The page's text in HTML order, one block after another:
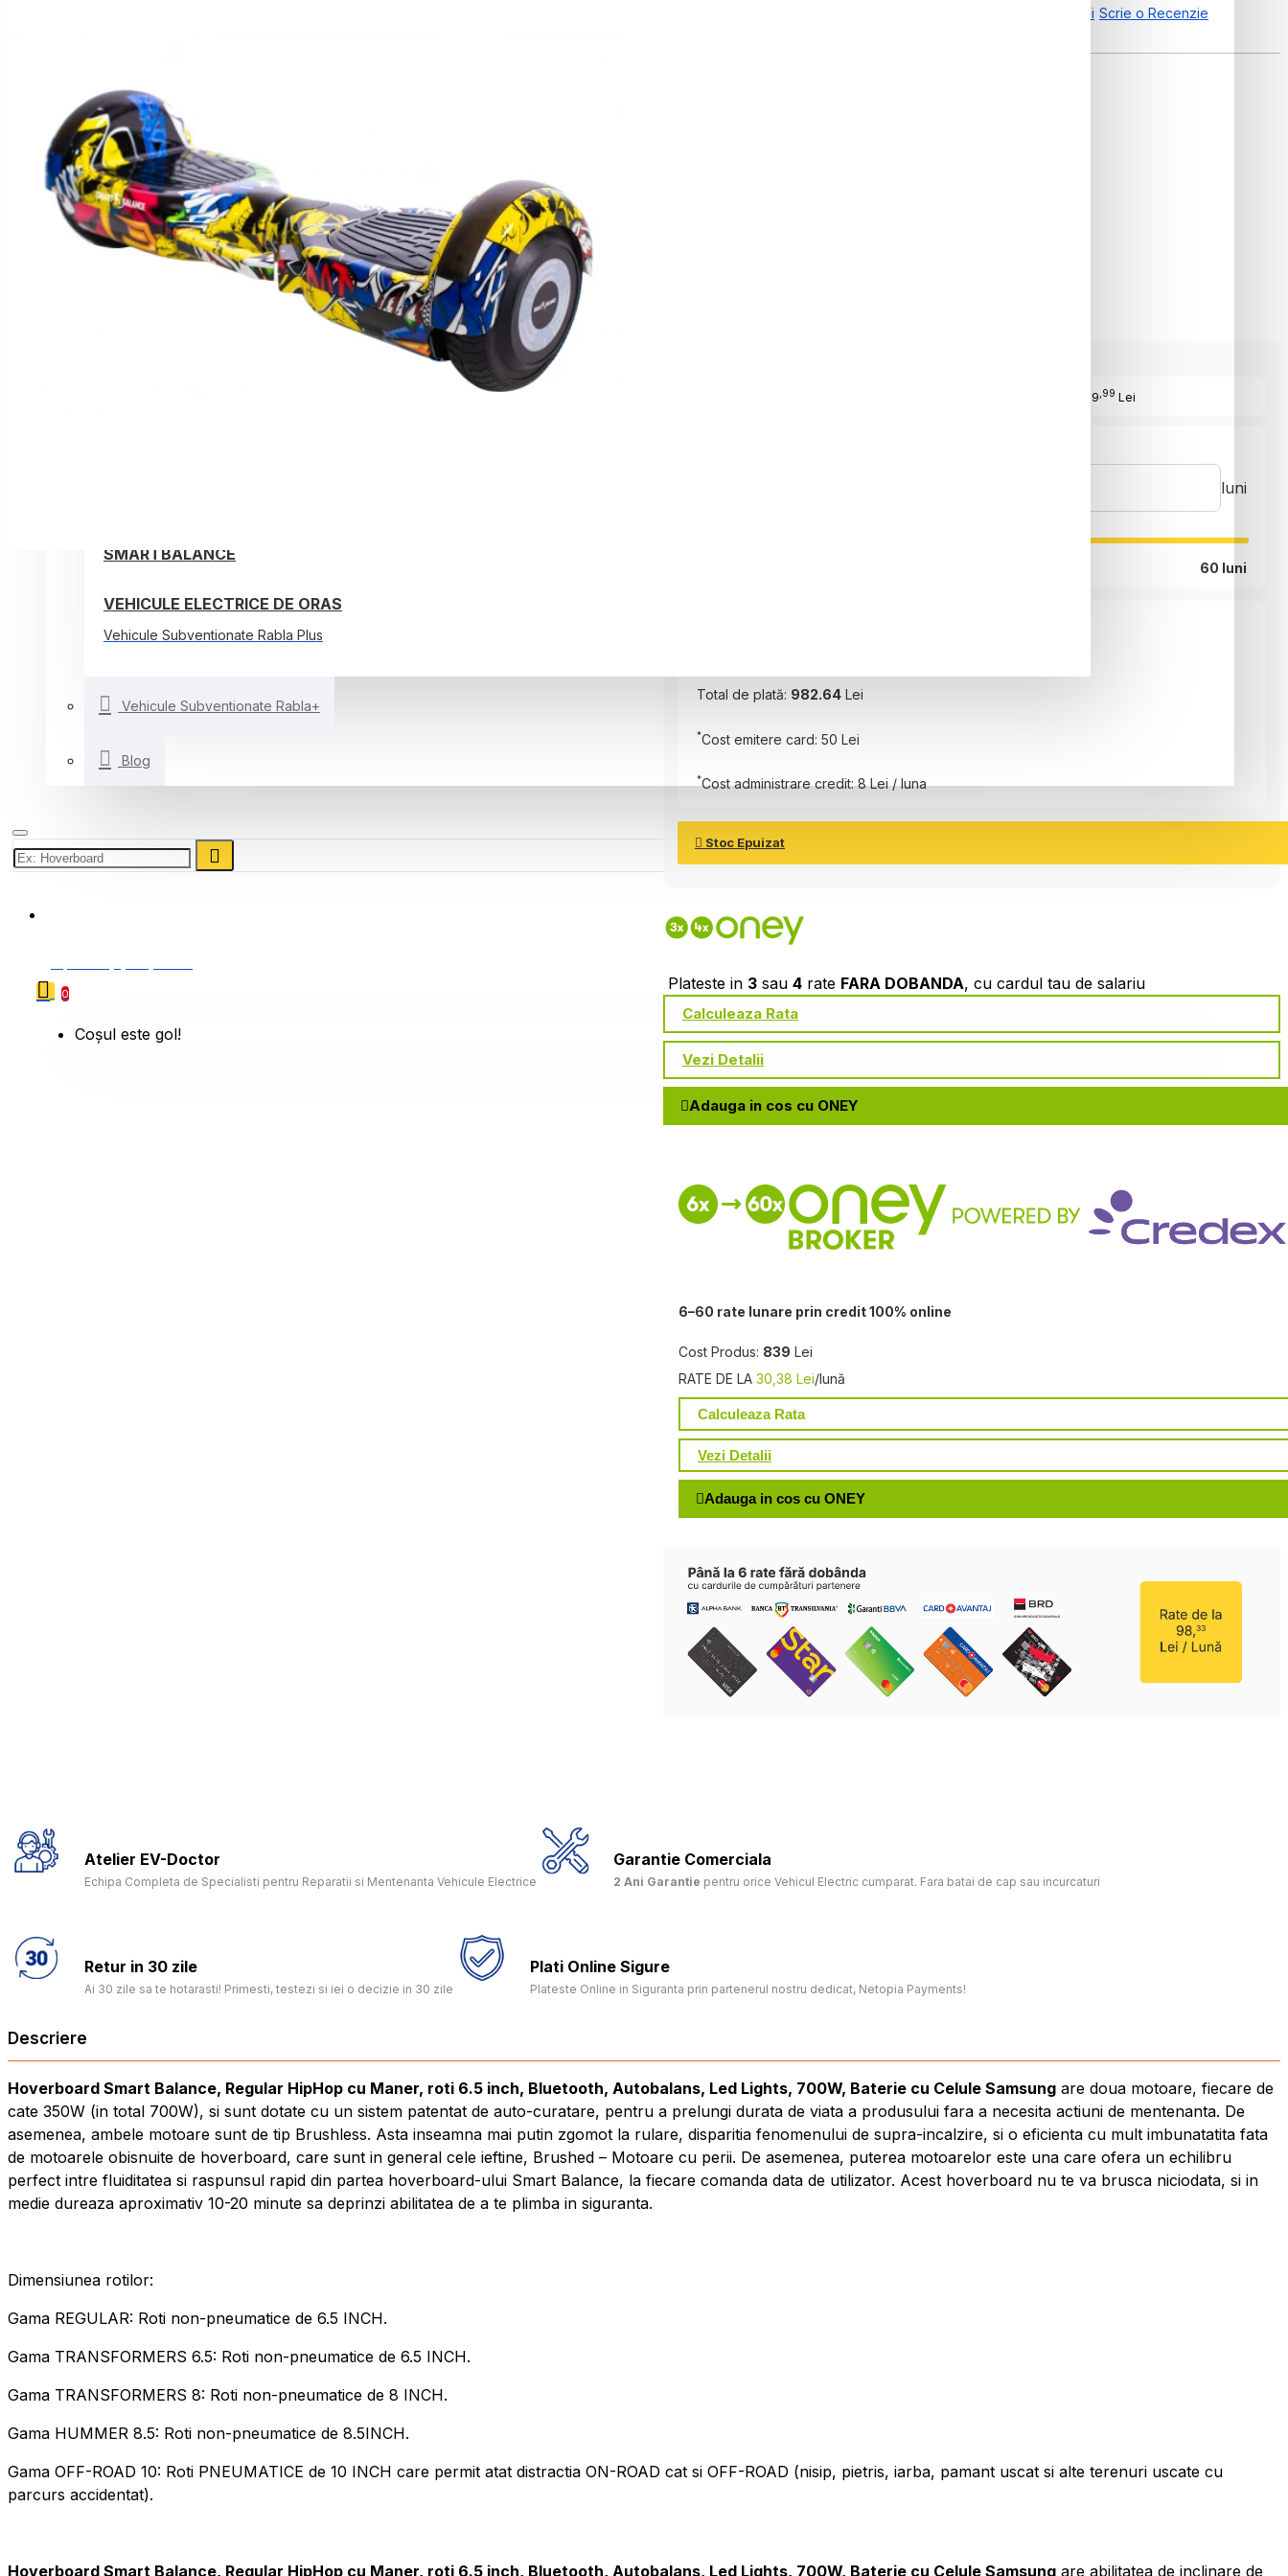
Moped/Harley Electric
Scutere Horwin
Motociclete Gowow
Motociclete Sur-Ron
ACCESORII
Accesorii de siguranta
SMARTBALANCE
VEHICULE ELECTRICE DE ORAS
Vehicule Subventionate Rabla Plus
Vehicule Subventionate Rabla+
Blog
0
Coșul este gol!
0.00 din 0 Recenzii Scrie o Recenzie
:839 ,99 Lei
luni
60 luni
Total de plată: 982.64 Lei
*Cost emitere card: 50 Lei
*Cost administrare credit: 8 Lei / luna
Stoc Epuizat
Plateste in 3 sau 4 rate FARA DOBANDA, cu cardul tau de salariu
Calculeaza Rata
Vezi Detalii
Adauga in cos cu ONEY
6–60 rate lunare prin credit 100% online
Cost Produs: 839 Lei
RATE DE LA 30,38 Lei/lună
Calculeaza Rata
Vezi Detalii
Adauga in cos cu ONEY
Atelier EV-Doctor
Echipa Completa de Specialisti pentru Reparatii si Mentenanta Vehicule Electrice
Garantie Comerciala
2 Ani Garantie pentru orice Vehicul Electric cumparat. Fara batai de cap sau incurcaturi
Retur in 30 zile
Ai 30 zile sa te hotarasti! Primesti, testezi si iei o decizie in 30 zile
Plati Online Sigure
Plateste Online in Siguranta prin partenerul nostru dedicat, Netopia Payments!
Descriere
Hoverboard Smart Balance, Regular HipHop cu Maner, roti 6.5 inch, Bluetooth, Autobalans, Led Lights, 700W, Baterie cu Celule Samsung are doua motoare, fiecare de
cate 350W (in total 700W), si sunt dotate cu un sistem patentat de auto-curatare, pentru a prelungi durata de viata a produsului fara a necesita actiuni de mentenanta. De
asemenea, ambele motoare sunt de tip Brushless. Asta inseamna mai putin zgomot la rulare, disparitia fenomenului de supra-incalzire, si o eficienta cu mult imbunatatita fata
de motoarele obisnuite de hoverboard, care sunt in general cele ieftine, Brushed – Motoare cu perii. De asemenea, puterea motoarelor este una care ofera un echilibru
perfect intre fluiditatea si raspunsul rapid din partea hoverboard-ului Smart Balance, la fiecare comanda data de utilizator. Acest hoverboard nu te va brusca niciodata, si in
medie dureaza aproximativ 10-20 minute sa deprinzi abilitatea de a te plimba in siguranta.
Dimensiunea rotilor:
Gama REGULAR: Roti non-pneumatice de 6.5 INCH.
Gama TRANSFORMERS 6.5: Roti non-pneumatice de 6.5 INCH.
Gama TRANSFORMERS 8: Roti non-pneumatice de 8 INCH.
Gama HUMMER 8.5: Roti non-pneumatice de 8.5INCH.
Gama OFF-ROAD 10: Roti PNEUMATICE de 10 INCH care permit atat distractia ON-ROAD cat si OFF-ROAD (nisip, pietris, iarba, pamant uscat si alte terenuri uscate cu
parcurs accidentat).
Hoverboard Smart Balance, Regular HipHop cu Maner, roti 6.5 inch, Bluetooth, Autobalans, Led Lights, 700W, Baterie cu Celule Samsung are abilitatea de inclinare de